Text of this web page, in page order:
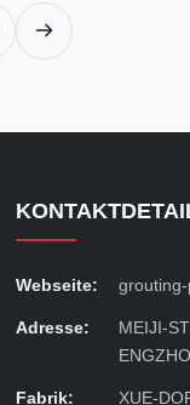
Webseite:
Adresse:
MEIJI-
Fabrik: XUE-